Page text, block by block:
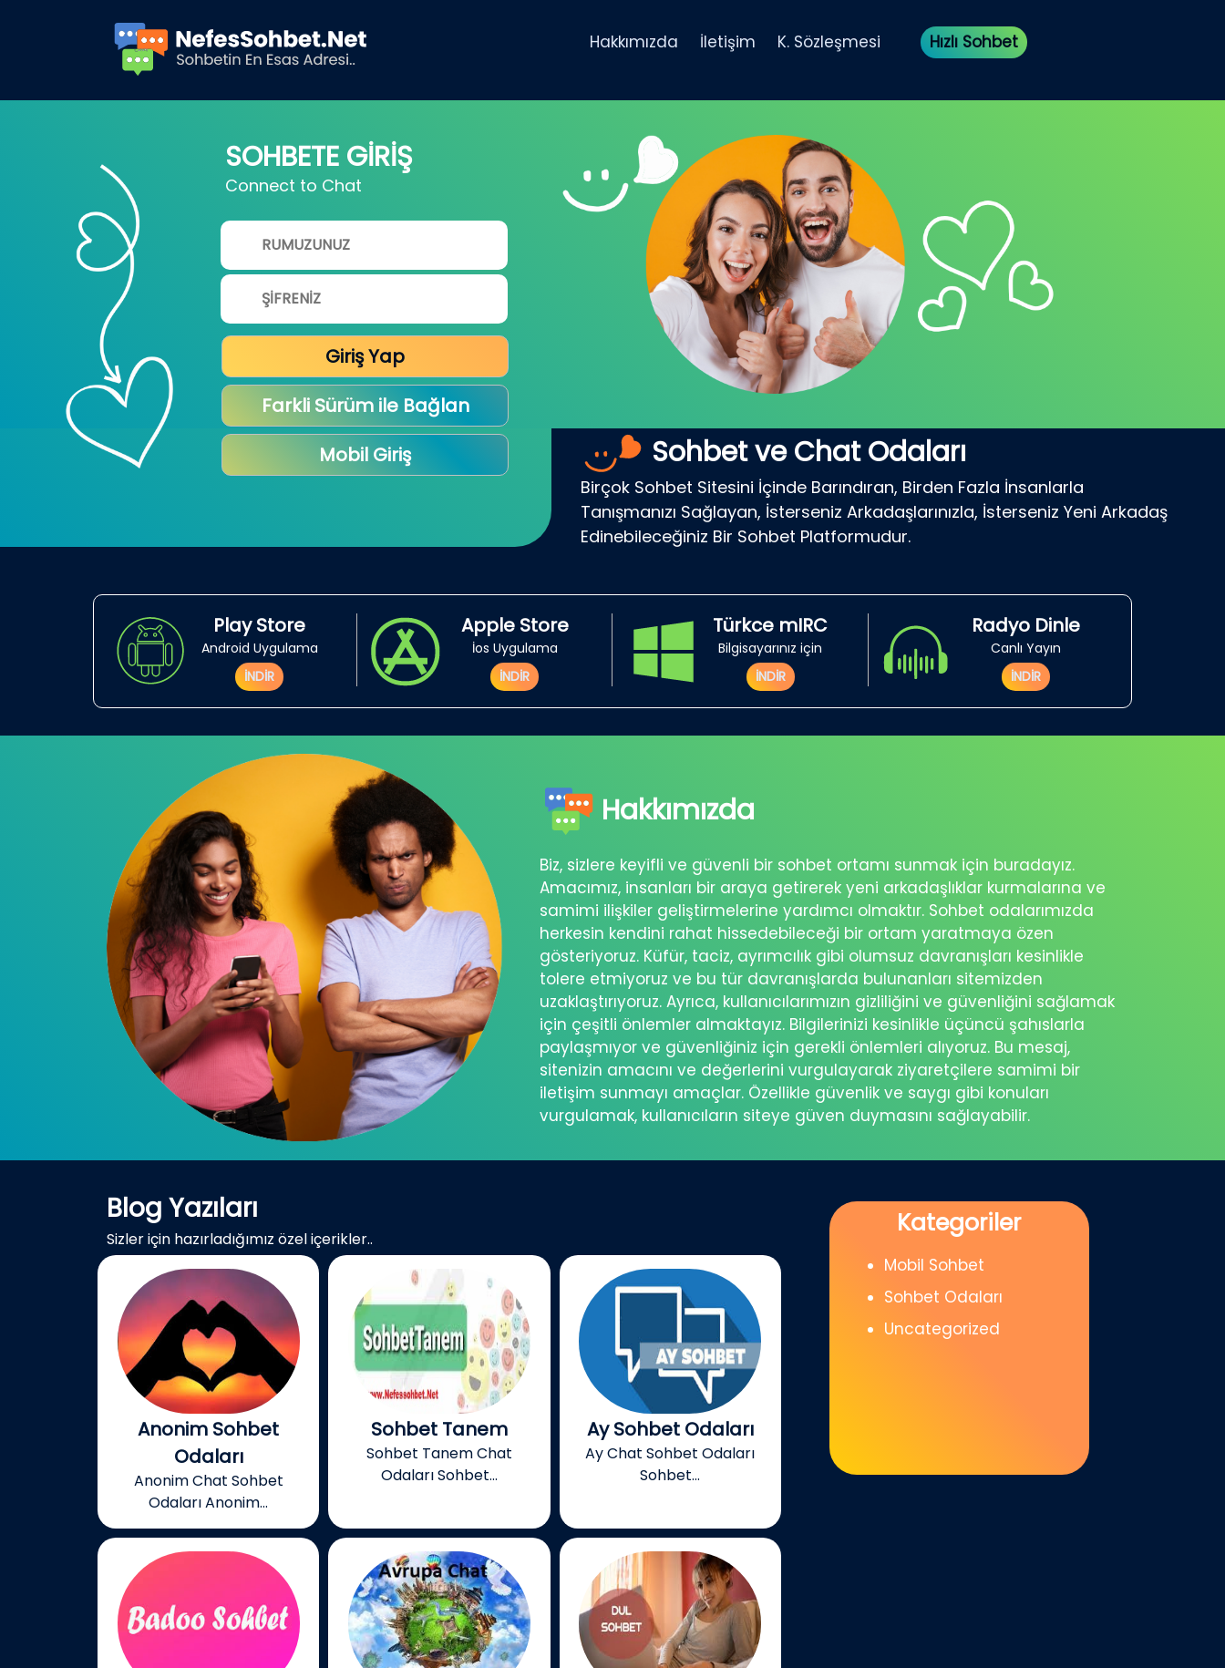
Hakkımızda İletişim K. Sözleşmesi Hızlı Sohbet
SOHBETE GİRİŞ
Connect to Chat
Giriş Yap
Farkli Sürüm ile Bağlan
Mobil Giriş
Sohbet ve Chat Odaları
Birçok Sohbet Sitesini İçinde Barındıran, Birden Fazla İnsanlarla
Tanışmanızı Sağlayan, İsterseniz Arkadaşlarınızla, İsterseniz Yeni Arkadaş
Edinebileceğiniz Bir Sohbet Platformudur.
Play Store
Android Uygulama
İNDİR
Apple Store
İos Uygulama
İNDİR
Türkce mIRC
Bilgisayarınız için
İNDİR
Radyo Dinle
Canlı Yayın
İNDİR
Hakkımızda
Biz, sizlere keyifli ve güvenli bir sohbet ortamı sunmak için buradayız.
Amacımız, insanları bir araya getirerek yeni arkadaşlıklar kurmalarına ve
samimi ilişkiler geliştirmelerine yardımcı olmaktır. Sohbet odalarımızda
herkesin kendini rahat hissedebileceği bir ortam yaratmaya özen
gösteriyoruz. Küfür, taciz, ayrımcılık gibi olumsuz davranışları kesinlikle
tolere etmiyoruz ve bu tür davranışlarda bulunanları sitemizden
uzaklaştırıyoruz. Ayrıca, kullanıcılarımızın gizliliğini ve güvenliğini sağlamak
için çeşitli önlemler almaktayız. Bilgilerinizi kesinlikle üçüncü şahıslarla
paylaşmıyor ve güvenliğiniz için gerekli önlemleri alıyoruz. Bu mesaj,
sitenizin amacını ve değerlerini vurgulayarak ziyaretçilere samimi bir
iletişim sunmayı amaçlar. Özellikle güvenlik ve saygı gibi konuları
vurgulamak, kullanıcıların siteye güven duymasını sağlayabilir.
Blog Yazıları
Sizler için hazırladığımız özel içerikler..
Anonim Sohbet
Odaları
Anonim Chat Sohbet
Odaları Anonim...
Sohbet Tanem
Sohbet Tanem Chat
Odaları Sohbet...
Ay Sohbet Odaları
Ay Chat Sohbet Odaları
Sohbet...
Kategoriler
Mobil Sohbet
Sohbet Odaları
Uncategorized